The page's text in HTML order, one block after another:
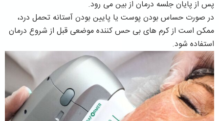
پس از پایان جلسه درمان از بین می رود.
در صورت حساس بودن پوست یا پایین بودن آستانه تحمل درد،
ممکن است از کرم های بی حس کننده موضعی قبل از شروع درمان
استفاده شود.